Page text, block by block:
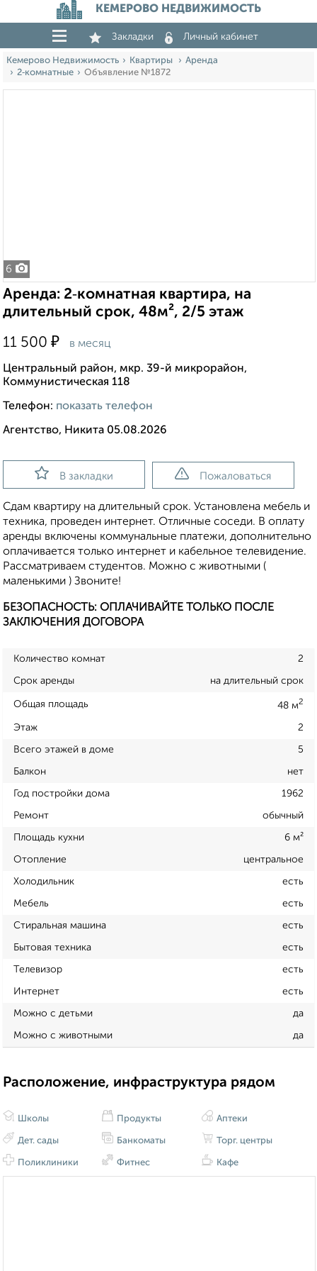
КЕМЕРОВО НЕДВИЖИМОСТЬ
Закладки Личный кабинет
Кемерово Недвижимость Квартиры
Аренда
2‑комнатные
Объявление №1872
6
Аренда: 2‑комнатная квартира, на
длительный срок, 48м², 2/5 этаж
11 500 ₽ в месяц
Центральный район, мкр. 39-й микрорайон,
Коммунистическая 118
Телефон: показать телефон
Агентство, Никита 05.08.2026
В закладки Пожаловаться
Сдам квартиру на длительный срок. Установлена мебель и
техника, проведен интернет. Отличные соседи. В оплату
аренды включены коммунальные платежи, дополнительно
оплачивается только интернет и кабельное телевидение.
Рассматриваем студентов. Можно с животными (
маленькими ) Звоните!
БЕЗОПАСНОСТЬ: ОПЛАЧИВАЙТЕ ТОЛЬКО ПОСЛЕ
ЗАКЛЮЧЕНИЯ ДОГОВОРА
Количество комнат 2
Срок аренды на длительный срок
Общая площадь 48 м2
Этаж 2
Всего этажей в доме 5
Балкон нет
Год постройки дома 1962
Ремонт обычный
Площадь кухни 6 м²
Отопление центральное
Холодильник есть
Мебель есть
Стиральная машина есть
Бытовая техника есть
Телевизор есть
Интернет есть
Можно с детьми да
Можно с животными да
Расположение, инфраструктура рядом
Школы
Дет. сады
Поликлиники
Продукты
Банкоматы
Фитнес
Аптеки
Торг. центры
Кафе